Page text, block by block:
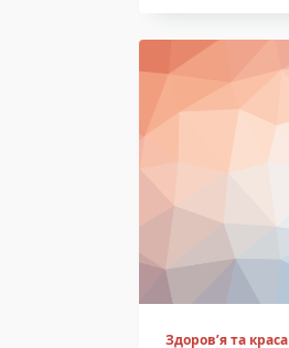
Здоров’я та краса